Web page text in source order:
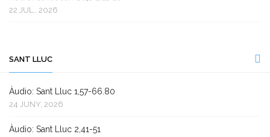
22 JUL., 2026
SANT LLUC
Àudio: Sant Lluc 1,57-66.80
24 JUNY, 2026
Àudio: Sant Lluc 2,41-51